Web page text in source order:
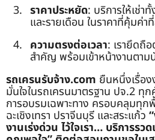
ราคาประหยัด: บริการให้เช่า
และรายเดือน ในราคาที่คุ้มค่า
ความตรงต่อเวลา: เรายึดถื
สำคัญ พร้อมเข้าหน้างานตา
รถเครนรับจ้าง.com ยืนหนึ่งเรื่อ
มั่นใจในรถเครนมาตรฐาน ปจ.2
การอบรมเฉพาะทาง ครอบคลุมทุ
ฉะเชิงเทรา ปราจีนบุรี และสระแก้ว
งานเร่งด่วน ไว้ใจเรา… บริการรว